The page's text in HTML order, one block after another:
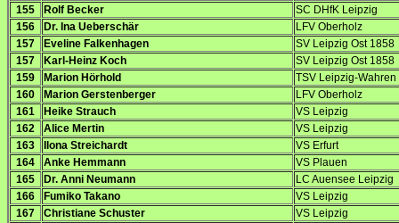
155
Rolf Becker
SC DHfK Leipzig
156
Dr. Ina Ueberschär
LFV Oberholz
157
Eveline Falkenhagen
SV Leipzig Ost 1858
157
Karl-Heinz Koch
SV Leipzig Ost 1858
159
Marion Hörhold
TSV Leipzig-Wahren
160
Marion Gerstenberger
LFV Oberholz
161
Heike Strauch
VS Leipzig
162
Alice Mertin
VS Leipzig
163
Ilona Streichardt
VS Erfurt
164
Anke Hemmann
VS Plauen
165
Dr. Anni Neumann
LC Auensee Leipzig
166
Fumiko Takano
VS Leipzig
167
Christiane Schuster
VS Leipzig